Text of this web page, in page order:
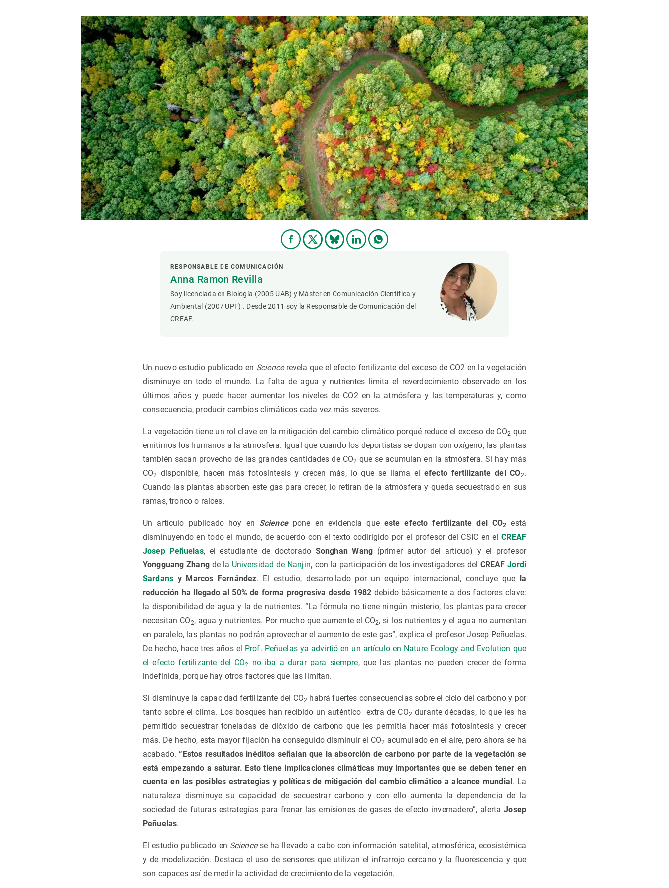
RESPONSABLE DE COMUNICACIÓN
Anna Ramon Revilla
Soy licenciada en Biología (2005 UAB) y Máster en Comunicación Científica y
Ambiental (2007 UPF) . Desde 2011 soy la Responsable de Comunicación del
CREAF.
Un nuevo estudio publicado en Sciencerevela que el efecto fertilizante del exceso de CO2 en la vegetación
disminuye en todo el mundo. La falta de agua y nutrientes limita el reverdecimiento observado en los
últimos años y puede hacer aumentar los niveles de CO2 en la atmósfera y las temperaturas y, como
consecuencia, producir cambios climáticos cada vez más severos.
La vegetación tiene un rol clave en la mitigación del cambio climático porqué reduce el exceso de CO2 que
emitimos los humanos a la atmosfera. Igual que cuando los deportistas se dopan con oxígeno, las plantas
también sacan provecho de las grandes cantidades de CO2 que se acumulan en la atmósfera. Si hay más
CO2 disponible, hacen más fotosíntesis y crecen más, lo que se llama el efecto fertilizante del CO2.
Cuando las plantas absorben este gas para crecer, lo retiran de la atmósfera y queda secuestrado en sus
ramas, tronco o raíces.
Un artículo publicado hoy en Science pone en evidencia que este efecto fertilizante del CO2
está
disminuyendo en todo el mundo, de acuerdo con el texto codirigido por el profesor del CSIC en elCREAF
Josep Peñuelas, el estudiante de doctorado Songhan Wang (primer autor del artícuo) y el profesor
Yongguang Zhangde la Universidad de Nanjin, con la participación de los investigadores del CREAFJordi
Sardans y Marcos Fernández. El estudio, desarrollado por un equipo internacional, concluye que la
reducción ha llegado al 50% de forma progresiva desde 1982 debido básicamente a dos factores clave:
la disponibilidad de agua y la de nutrientes. “La fórmula no tiene ningún misterio, las plantas para crecer
necesitan CO2, agua y nutrientes. Por mucho que aumente el CO2, si los nutrientes y el agua no aumentan
en paralelo, las plantas no podrán aprovechar el aumento de este gas”, explica el profesor Josep Peñuelas.
De hecho, hace tres años el Prof. Peñuelas ya advirtió en un artículo en Nature Ecology and Evolution que
el efecto fertilizante del CO2 no iba a durar para siempre, que las plantas no pueden crecer de forma
indefinida, porque hay otros factores que las limitan.
Si disminuye la capacidad fertilizante del CO2 habrá fuertes consecuencias sobre el ciclo del carbono y por
tanto sobre el clima. Los bosques han recibido un auténtico extra de CO2 durante décadas, lo que les ha
permitido secuestrar toneladas de dióxido de carbono que les permitía hacer más fotosíntesis y crecer
más. De hecho, esta mayor fijación ha conseguido disminuir el CO2 acumulado en el aire, pero ahora se ha
acabado.“Estos resultados inéditos señalan que la absorción de carbono por parte de la vegetación se
está empezando a saturar. Esto tiene implicaciones climáticas muy importantes que se deben tener en
cuenta en las posibles estrategias y políticas de mitigación del cambio climático a alcance mundial. La
naturaleza disminuye su capacidad de secuestrar carbono y con ello aumenta la dependencia de la
sociedad de futuras estrategias para frenar las emisiones de gases de efecto invernadero”, alertaJosep
Peñuelas.
El estudio publicado en Sciencese ha llevado a cabo con información satelital, atmosférica, ecosistémica
y de modelización. Destaca el uso de sensores que utilizan el infrarrojo cercano y la fluorescencia y que
son capaces así de medir la actividad de crecimiento de la vegetación.
Equidad, Diversidad e Inclusión (EDI)
Oficina de prensa
Ciencia abierta y gestión del conocimiento
Documentación
Temas transversales
Publicaciones
Synthesis Actions
Programa de másteres y doctorado
Visitante o sabático
Un lugar donde crecer
Desarrollo de carrera
Seminarios y actividades internas
Te ofrecemos formación
NOTICIAS Y AGENDA
Eventos anteriores
Cambio global
Funcionamiento de los ecosistemas